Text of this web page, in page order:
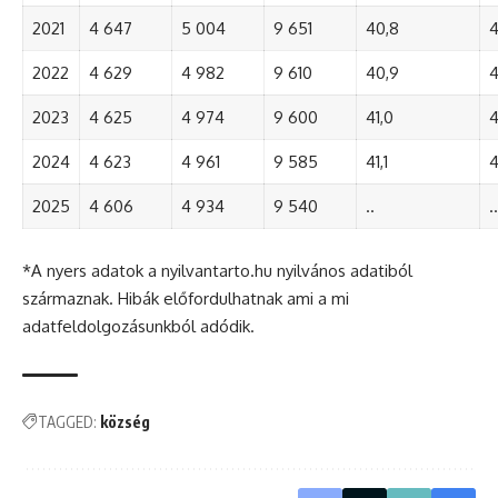
2021 4 647 5 004 9 651 40,8
2022 4 629 4 982 9 610 40,9
2023 4 625 4 974 9 600 41,0
2024 4 623 4 961 9 585 41,1
2025 4 606 4 934 9 540 .. ..
*A nyers adatok a nyilvantarto.hu nyilvános adatiból
származnak. Hibák előfordulhatnak ami a mi
adatfeldolgozásunkból adódik.
TAGGED: község